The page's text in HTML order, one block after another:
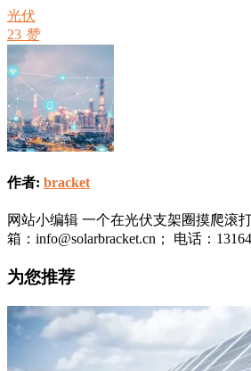
光伏
23 赞
作者: bracket
网站小编辑 一个在光伏支架圈摸爬滚
箱：info@solarbracket.cn； 电话：
为您推荐